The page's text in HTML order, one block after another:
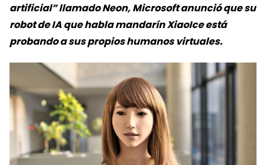
artificial” llamado Neon, Microsoft anunció que su
robot de IA que habla mandarín XiaoIce está
probando a sus propios humanos virtuales.